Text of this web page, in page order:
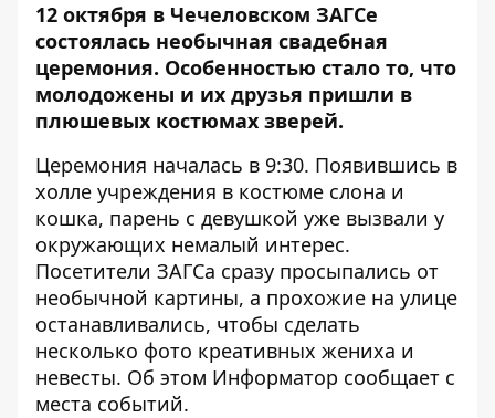
12 октября в Чечеловском ЗАГСе
состоялась необычная свадебная
церемония. Особенностью стало то, что
молодожены и их друзья пришли в
плюшевых костюмах зверей.
Церемония началась в 9:30. Появившись в
холле учреждения в костюме слона и
кошка, парень с девушкой уже вызвали у
окружающих немалый интерес.
Посетители ЗАГСа сразу просыпались от
необычной картины, а прохожие на улице
останавливались, чтобы сделать
несколько фото креативных жениха и
невесты. Об этом Информатор сообщает с
места событий.